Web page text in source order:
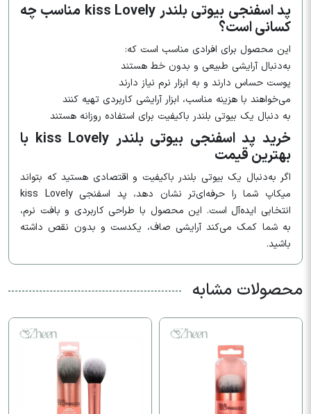
پد اسفنجی بیوتی بلندر kiss Lovely مناسب چه
کسانی است؟
این محصول برای افرادی مناسب است که:
به‌دنبال آرایشی طبیعی و بدون خط هستند
پوست حساس دارند و به ابزار نرم نیاز دارند
می‌خواهند با هزینه مناسب، ابزار آرایشی کاربردی تهیه کنند
به دنبال یک بیوتی بلندر باکیفیت برای استفاده روزانه هستند
خرید پد اسفنجی بیوتی بلندر kiss Lovely با
بهترین قیمت
اگر به‌دنبال یک بیوتی بلندر باکیفیت و اقتصادی هستید که بتواند
میکاپ شما را حرفه‌ای‌تر نشان دهد، پد اسفنجی kiss Lovely
انتخابی ایده‌آل است. این محصول با طراحی کاربردی و بافت نرم،
به شما کمک می‌کند آرایشی صاف، یکدست و بدون نقص داشته
باشید.
محصولات مشابه